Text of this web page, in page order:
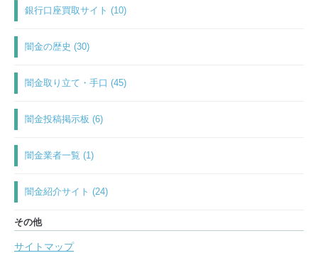
銀行口座買取サイト (10)
闇金の歴史 (30)
闇金取り立て・手口 (45)
闇金投稿掲示板 (6)
闇金業者一覧 (1)
闇金紹介サイト (24)
その他
サイトマップ